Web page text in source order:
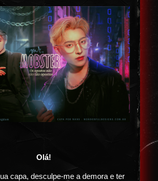
Olá!
capa, desculpe-me a demora e ter